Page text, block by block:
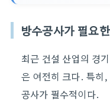
방수공사가 필요
최근 건설 산업의 경
은 여전히 크다. 특히
공사가 필수적이다.